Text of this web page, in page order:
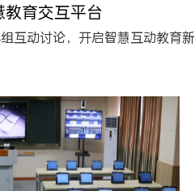
育交互平台
互动讨论，开启智慧互动教育